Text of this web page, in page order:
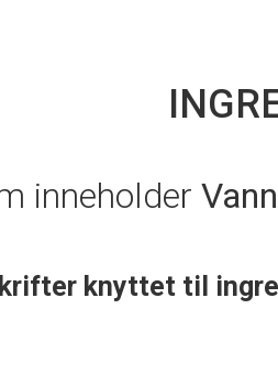
inneholder
knyttet til